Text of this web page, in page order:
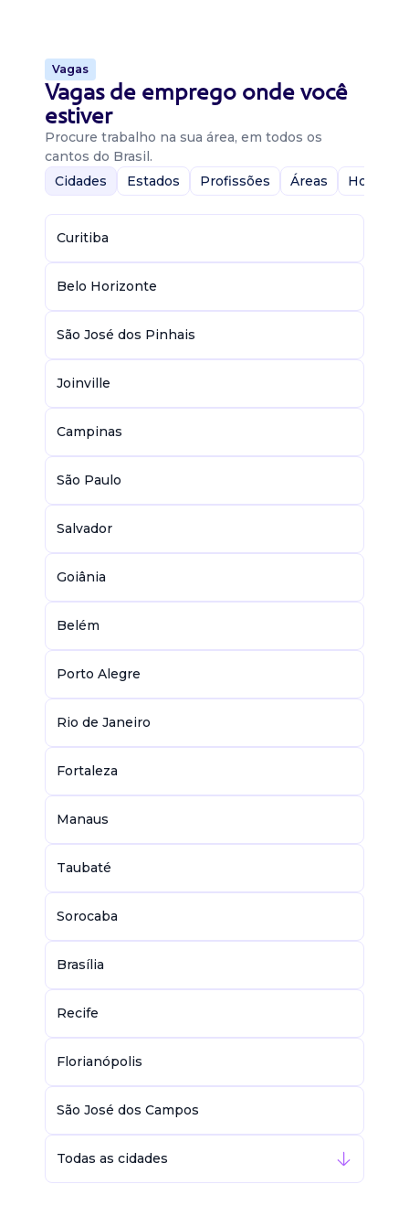
Vagas
Vagas de emprego onde você
estiver
Procure trabalho na sua área, em todos os
cantos do Brasil.
Cidades
Estados Profissões Áreas Home-
Curitiba
Belo Horizonte
São José dos Pinhais
Joinville
Campinas
São Paulo
Salvador
Goiânia
Belém
Porto Alegre
Rio de Janeiro
Fortaleza
Manaus
Taubaté
Sorocaba
Brasília
Recife
Florianópolis
São José dos Campos
Todas as cidades